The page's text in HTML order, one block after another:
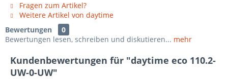
Fragen zum Artikel?
Weitere Artikel von daytime
Bewertungen
0
Bewertungen lesen, schreiben und diskutieren... mehr
Kundenbewertungen für "daytime eco 110.2-
UW-0-UW"